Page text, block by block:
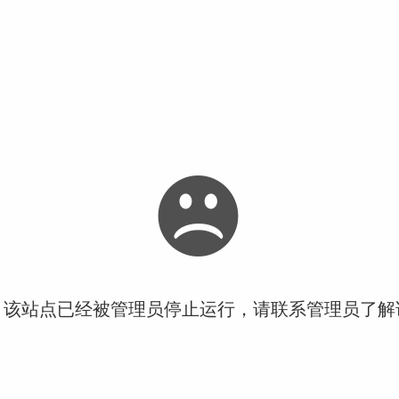
站点已经被管理员停止运行，请联系管理员了